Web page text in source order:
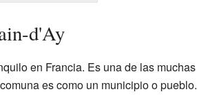
d'Ay
en Francia. Es una de las muchas
es como un municipio o pueblo.